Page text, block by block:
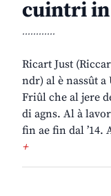
cuintri
............
Ricart Just
ndr) al è nassût
Friûl che al jere
di agns. Al à
fin ae fin dal ’14.
+